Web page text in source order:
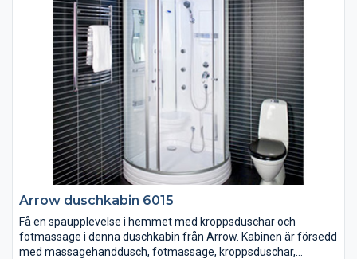
Arrow duschkabin 6015
Få en spaupplevelse i hemmet med kroppsduschar och
fotmassage i denna duschkabin från Arrow. Kabinen är försedd
med massagehanddusch, fotmassage, kroppsduschar,